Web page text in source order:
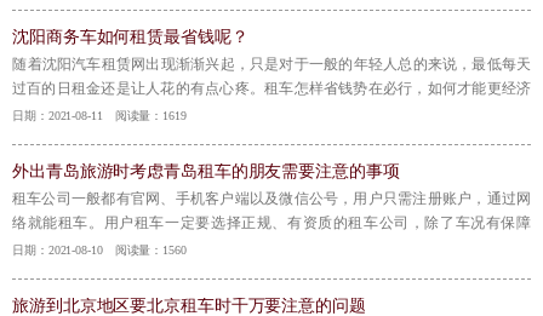
一下沈阳租赁公司租车价格，感兴趣的话就接着往下看看吧。
沈阳商务车如何租赁最省钱呢？
​随着沈阳汽车租赁网出现渐渐兴起，只是对于一般的年轻人总的来说，最低每天
过百的日租金还是让人花的有点心疼。租车怎样省钱势在必行，如何才能更经济
实惠地租到车，过上时尚便捷的租车生活呢?我们提供以下方式供租车族参考。
日期：2021-08-11 阅读量：1619
外出青岛旅游时考虑青岛租车的朋友需要注意的事项
租车公司一般都有官网、手机客户端以及微信公号，用户只需注册账户，通过网
络就能租车。用户租车一定要选择正规、有资质的租车公司，除了车况有保障
外，可选择的车型也较多；较大的租车公司还经常会有一些折扣或者套餐之类的
往往很早就被预订一空，建议一旦确定出游计划，就尽快在租车公司下单。
日期：2021-08-10 阅读量：1560
旅游到北京地区要北京租车时千万要注意的问题